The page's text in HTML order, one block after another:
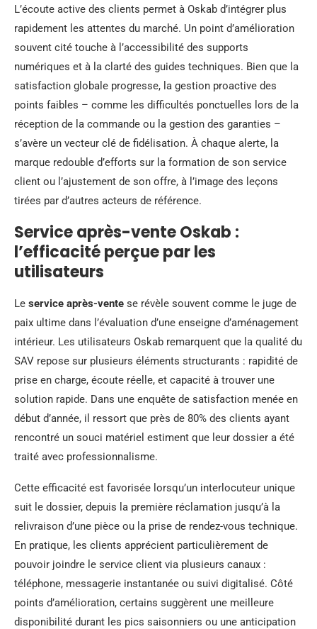
L’écoute active des clients permet à Oskab d’intégrer plus
rapidement les attentes du marché. Un point d’amélioration
souvent cité touche à l’accessibilité des supports
numériques et à la clarté des guides techniques. Bien que la
satisfaction globale progresse, la gestion proactive des
points faibles – comme les difficultés ponctuelles lors de la
réception de la commande ou la gestion des garanties –
s’avère un vecteur clé de fidélisation. À chaque alerte, la
marque redouble d’efforts sur la formation de son service
client ou l’ajustement de son offre, à l’image des leçons
tirées par d’autres acteurs de référence.
Service après-vente Oskab :
l’efficacité perçue par les
utilisateurs
Le service après-vente se révèle souvent comme le juge de
paix ultime dans l’évaluation d’une enseigne d’aménagement
intérieur. Les utilisateurs Oskab remarquent que la qualité du
SAV repose sur plusieurs éléments structurants : rapidité de
prise en charge, écoute réelle, et capacité à trouver une
solution rapide. Dans une enquête de satisfaction menée en
début d’année, il ressort que près de 80% des clients ayant
rencontré un souci matériel estiment que leur dossier a été
traité avec professionnalisme.
Cette efficacité est favorisée lorsqu’un interlocuteur unique
suit le dossier, depuis la première réclamation jusqu’à la
relivraison d’une pièce ou la prise de rendez-vous technique.
En pratique, les clients apprécient particulièrement de
pouvoir joindre le service client via plusieurs canaux :
téléphone, messagerie instantanée ou suivi digitalisé. Côté
points d’amélioration, certains suggèrent une meilleure
disponibilité durant les pics saisonniers ou une anticipation